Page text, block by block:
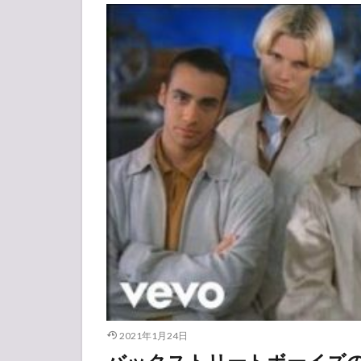
2021年1月24日